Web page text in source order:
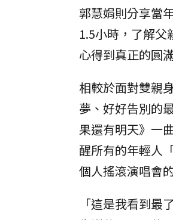
郭慧娟則分享當
1.5小時，了解
心得到真正的圓
相較於面對雙親
夢、好好告別的
果還有明天》一
醒所有的年輕人
個人搖滾演唱會
「這是我看到